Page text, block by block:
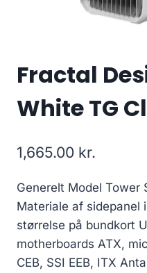
Fractal
White TG
1,665.00 kr.
Generelt Model Tower
Materiale af
størrelse på bundkort
motherboards ATX,
CEB, SSI EEB, ITX